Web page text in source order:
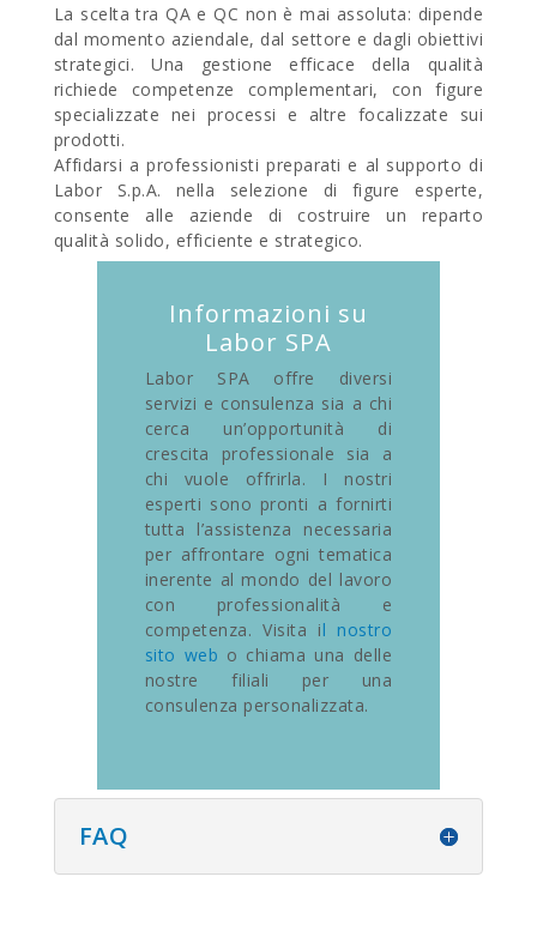
La scelta tra QA e QC non è mai assoluta: dipende
dal momento aziendale, dal settore e dagli obiettivi
strategici. Una gestione efficace della qualità
richiede competenze complementari, con figure
specializzate nei processi e altre focalizzate sui
prodotti.
Affidarsi a professionisti preparati e al supporto di
Labor S.p.A. nella selezione di figure esperte,
consente alle aziende di costruire un reparto
qualità solido, efficiente e strategico.
Informazioni su
Labor SPA
Labor SPA offre diversi
servizi e consulenza sia a chi
cerca un’opportunità di
crescita professionale sia a
chi vuole offrirla. I nostri
esperti sono pronti a fornirti
tutta l’assistenza necessaria
per affrontare ogni tematica
inerente al mondo del lavoro
con professionalità e
competenza. Visita il nostro
sito web o chiama una delle
nostre filiali per una
consulenza personalizzata.
FAQ